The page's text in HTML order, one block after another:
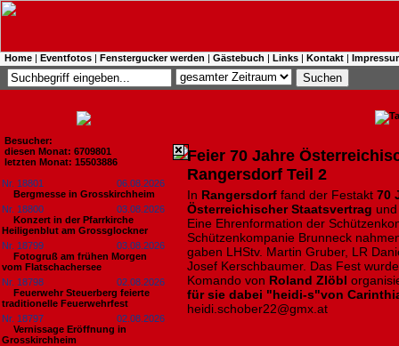
Home | Eventfotos | Fenstergucker werden | Gästebuch | Links | Kontakt |
Besucher:
diesen Monat: 6709801
letzten Monat: 15503886
Nr. 18801
06.08.2026
Bergmesse in Grosskirchheim
Nr. 18800
03.08.2026
Konzert in der Pfarrkirche
Heiligenblut am Grossglockner
Nr. 18799
03.08.2026
Fotogruß am frühen Morgen
vom Flatschachersee
Nr. 18798
02.08.2026
Feuerwehr Steuerberg feierte
traditionelle Feuerwehrfest
Nr. 18797
02.08.2026
Vernissage Eröffnung in
Grosskirchheim
Feier 70 Jahre
Rangersdorf Teil 2
In Rangersdorf fand der Festakt 70
Österreichischer Staatsvertrag
Eine Ehrenformation der
Schützenkompanie Brunneck
gaben LHStv. Martin Gruber, LR
Josef Kerschbaumer. Das Fest
Komando von Roland Zlöbl
für sie dabei "heidi-s"von
heidi.schober22@gmx.at